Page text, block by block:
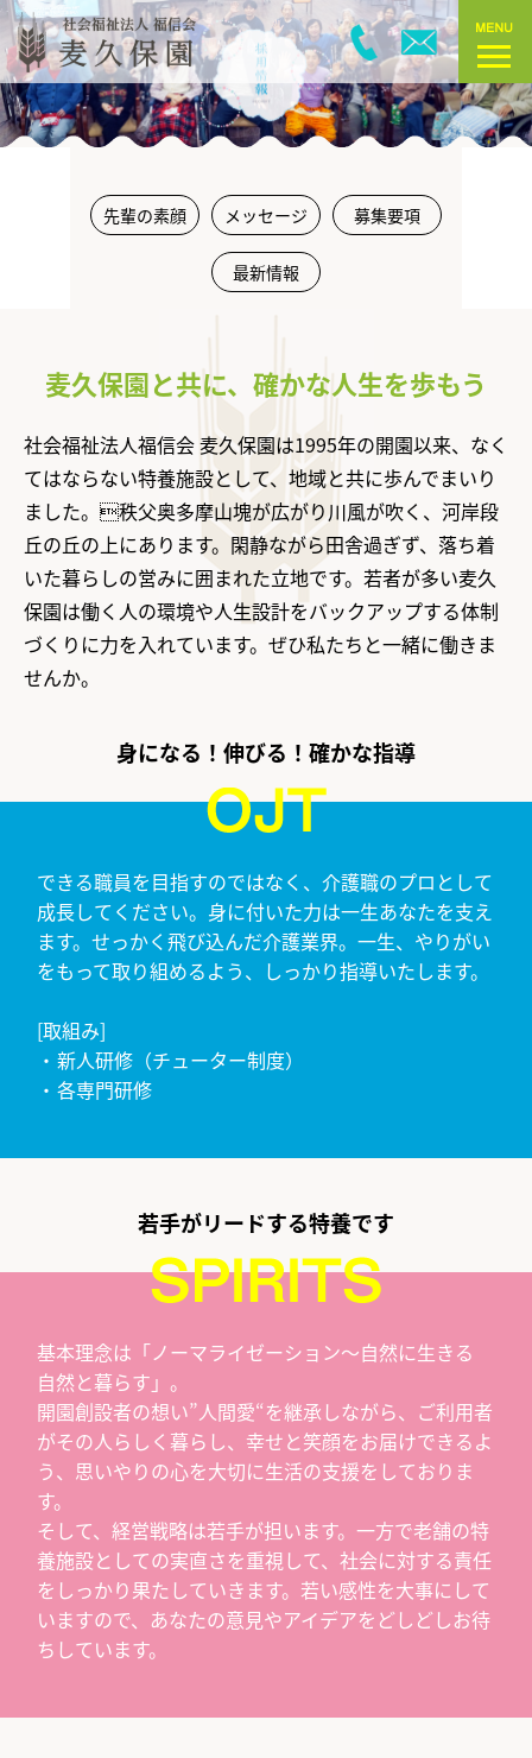
先輩の素顔 メッセージ 募集要項
最新情報
麦久保園と共に、確かな人生を歩もう
社会福祉法人福信会 麦久保園は1995年の開園以来、なく
てはならない特養施設として、地域と共に歩んでまいり
ました。秩父奥多摩山塊が広がり川風が吹く、河岸段
丘の丘の上にあります。閑静ながら田舎過ぎず、落ち着
いた暮らしの営みに囲まれた立地です。若者が多い麦久
保園は働く人の環境や人生設計をバックアップする体制
づくりに力を入れています。ぜひ私たちと一緒に働きま
せんか。
身になる！伸びる！確かな指導
できる職員を目指すのではなく、介護職のプロとして
成長してください。身に付いた力は一生あなたを支え
ます。せっかく飛び込んだ介護業界。一生、やりがい
をもって取り組めるよう、しっかり指導いたします。
[取組み]
新人研修（チューター制度）
各専門研修
若手がリードする特養です
基本理念は「ノーマライゼーション～自然に生きる
自然と暮らす」。
開園創設者の想い”人間愛“を継承しながら、ご利用者
がその人らしく暮らし、幸せと笑顔をお届けできるよ
う、思いやりの心を大切に生活の支援をしておりま
す。
そして、経営戦略は若手が担います。一方で老舗の特
養施設としての実直さを重視して、社会に対する責任
をしっかり果たしていきます。若い感性を大事にして
いますので、あなたの意見やアイデアをどしどしお待
ちしています。